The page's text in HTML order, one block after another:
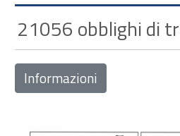
21056 obblighi di
Informazioni